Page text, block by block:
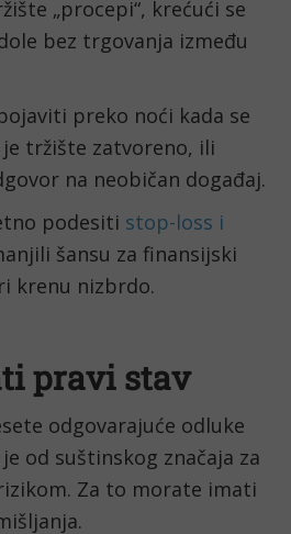
„procepi“, krećući se
bez trgovanja između
preko noći kada se
tržište zatvoreno, ili
na neobičan događaj.
podesiti stop-loss i
šansu za finansijski
krenu nizbrdo.
pravi stav
odgovarajuće odluke
od suštinskog značaja za
Za to morate imati